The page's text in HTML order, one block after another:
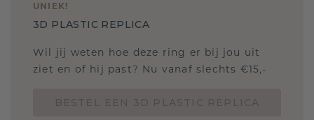
UNIEK!
3D PLASTIC REPLICA
Wil jij weten hoe deze ring er bij jou uit
ziet en of hij past? Nu vanaf slechts €15,-